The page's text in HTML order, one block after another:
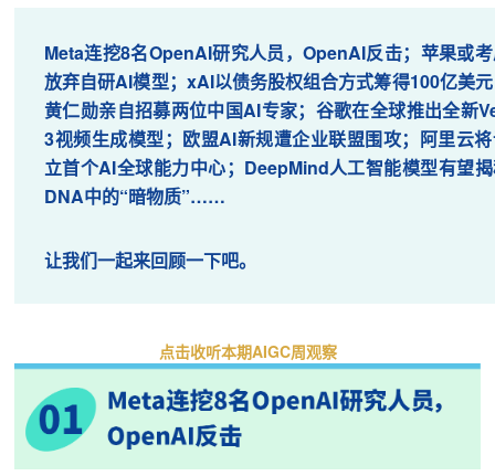
让我们一起来回顾一下吧。
Meta连挖8名OpenAI研究人员，OpenAI反击；苹果或
放弃自研AI模型；xAI以债务股权组合方式筹得100亿美
黄仁勋亲自招募两位中国AI专家；谷歌在全球推出全新
3视频生成模型；欧盟AI新规遭企业联盟围攻；阿里云
立首个AI全球能力中心；DeepMind人工智能模型有望
DNA中的“暗物质”……
让我们一起来回顾一下吧。
点击收听本期AIGC周观察